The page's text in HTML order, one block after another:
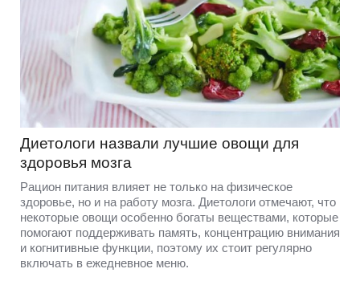
Диетологи назвали лучшие овощи для
здоровья мозга
Рацион питания влияет не только на физическое
здоровье, но и на работу мозга. Диетологи отмечают, что
некоторые овощи особенно богаты веществами, которые
помогают поддерживать память, концентрацию внимания
и когнитивные функции, поэтому их стоит регулярно
включать в ежедневное меню.